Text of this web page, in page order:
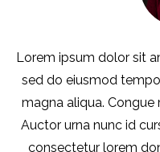
Lorem ipsum dolor sit
sed do eiusmod
magna aliqua. Congue
Auctor urna nunc id
consectetur lorem